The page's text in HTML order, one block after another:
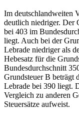
Im deutschlandweiten
deutlich niedriger. Der
bei 403 im
liegt. Auch bei der
Lebrade niedriger als
Hebesatz für die
Bundesdurchschnitt
Grundsteuer B beträgt
Lebrade bei 390 liegt.
Vergleich zu anderen
Steuersätze aufweist.